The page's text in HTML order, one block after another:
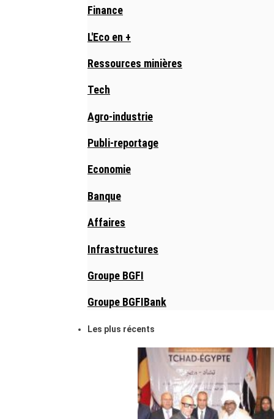
Finance
L'Eco en +
Ressources minières
Tech
Agro-industrie
Publi-reportage
Economie
Banque
Affaires
Infrastructures
Groupe BGFI
Groupe BGFIBank
Les plus récents